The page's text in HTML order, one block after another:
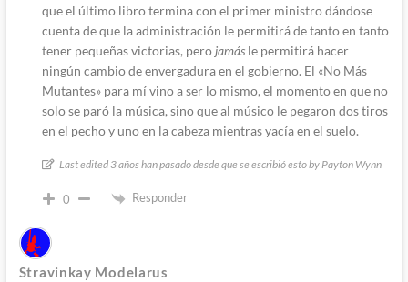
que el último libro termina con el primer ministro dándose
cuenta de que la administración le permitirá de tanto en tanto
tener pequeñas victorias, perojamásle permitirá hacer
ningún cambio de envergadura en el gobierno. El «No Más
Mutantes» para mí vino a ser lo mismo, el momento en que no
solo se paró la música, sino que al músico le pegaron dos tiros
en el pecho y uno en la cabeza mientras yacía en el suelo.
Last edited 3 años han pasado desde que se escribió esto by Payton Wynn
0 Responder
Stravinkay Modelarus